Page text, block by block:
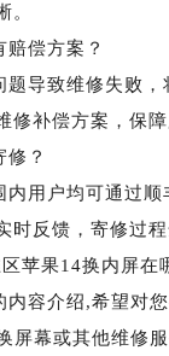
。
偿方案？
题导致维修失败，
修补偿方案，保障
修？
内用户均可通过顺
时反馈，寄修过程
苹果14换内屏在
容介绍,希望对
屏幕或其他维修